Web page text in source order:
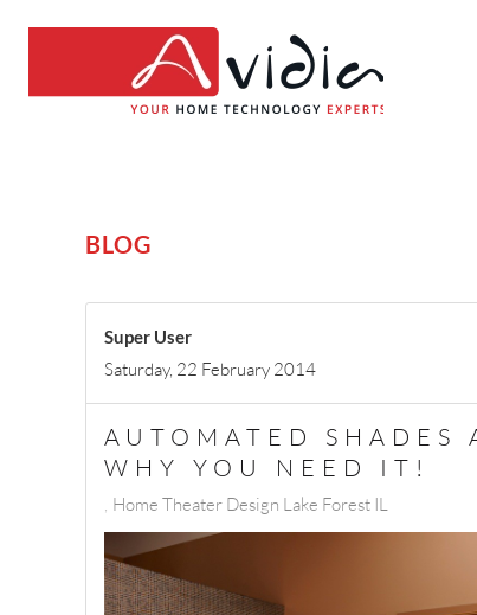
BLOG
Super User
Saturday, 22 February 2014
AUTOMATED SHADES
WHY YOU NEED IT!
Home Theater Design Lake Forest IL